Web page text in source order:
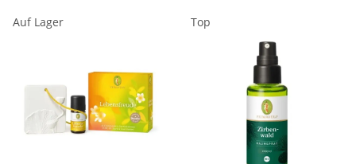
Auf Lager Top